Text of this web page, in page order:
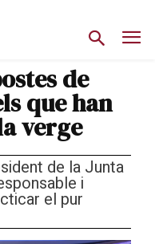
de
que han
verge
de la Junta
i
el pur